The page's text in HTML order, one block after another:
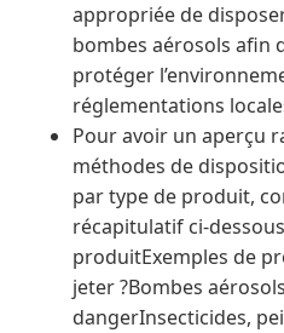
appropriée de
bombes aérosols afin
protéger
réglementations
Pour avoir un aperçu
méthodes de
par type de produit,
récapitulatif ci-
produitExemples de
jeter ?Bombes
dangerInsecticides,